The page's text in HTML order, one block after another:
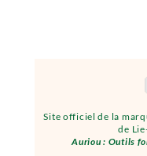
Site officiel de la
de
Auriou : Outils